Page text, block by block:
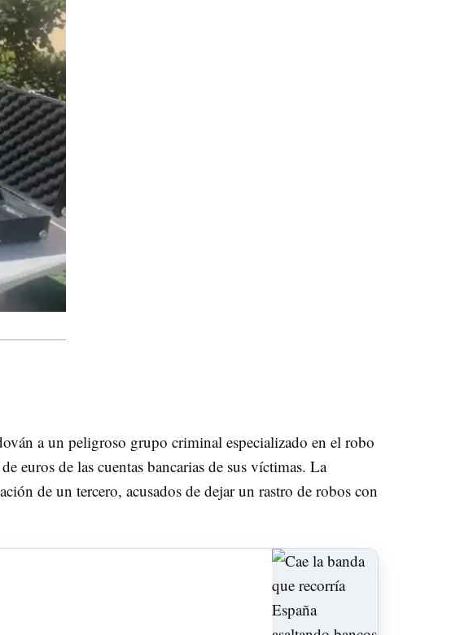
a un peligroso grupo criminal especializado en el robo
euros de las cuentas bancarias de sus víctimas. La
de un tercero, acusados de dejar un rastro de robos con